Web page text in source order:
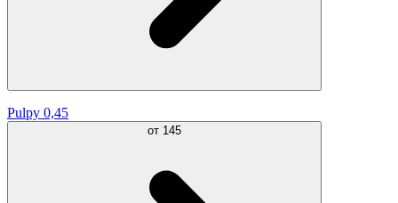
Pulpy 0,45
от 145